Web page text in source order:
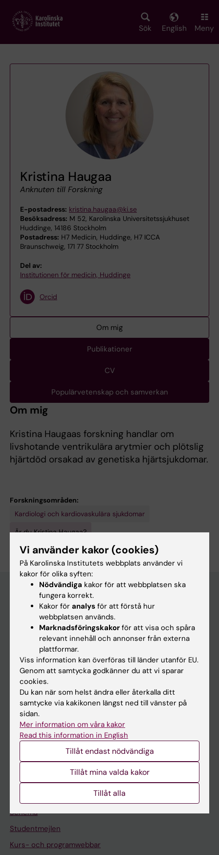
main
Sök English Meny
Kristina Haugaa
Anknuten till Forskning
E-postadress: kristina.haugaa@ki.se
Besöksadress: M 52, Karolinska Universitetssjukhuset
Huddinge, 14186 Stockholm
Postadress: H7 Medicin, Huddinge, H7 ICCA
Braunschweig, 171 77 Stockholm
Del av:
Institutionen för medicin, Huddinge
Orcid
Om mig
Publikationer
CV
Populärvetenskap och samverkan
Om mig
Kristina Haugaas forskning handlar om
livshotande ventrikulära arytmier och plötslig
hjärtdöd orsakad av genetiska hjärtsjukdomar.
Forskningsområden:
Kardiologi och kardiovaskulära sjukdomar
Är du Kristina Haugaa?
Huvudmeny
Utbildning
Forskarutbildning
Forskning
Om KI
På gång
Nyheter
Kalender
Student
Ladok
Schema
Studentmejlen
Kurs- och programwebbar
Vi använder kakor (cookies)
På Karolinska Institutets webbplats använder vi
kakor för olika syften:
Nödvändiga kakor för att webbplatsen ska
fungera korrekt.
Kakor för analys för att förstå hur
webbplatsen används.
Marknadsföringskakor för att visa och spåra
relevant innehåll och annonser från externa
plattformar.
Viss information kan överföras till länder utanför EU.
Genom att samtycka godkänner du att vi sparar
cookies.
Du kan när som helst ändra eller återkalla ditt
samtycke via kakikonen längst ned till vänster på
sidan.
Mer information om våra kakor
Read this information in English
Tillåt endast nödvändiga
Tillåt mina valda kakor
Tillåt alla